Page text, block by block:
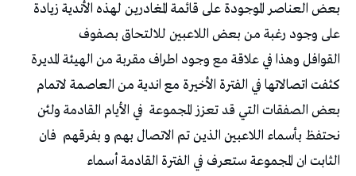
بعض العناصر الموجودة على قائمة المغادرين لهذه الأندية زيادة
على وجود رغبة من بعض اللاعبين للالتحاق بصفوف
القوافل وهذا في علاقة مع وجود اطراف مقربة من الهيئة المديرة
كثفت اتصالاتها في الفترة الأخيرة مع اندية من العاصمة لاتمام
بعض الصفقات التي قد تعزز المجموعة في الأيام القادمة ولئن
نحتفظ بأسماء اللاعبين الذين تم الاتصال بهم و بفرقهم فان
الثابت ان المجموعة ستعرف في الفترة القادمة أسماء